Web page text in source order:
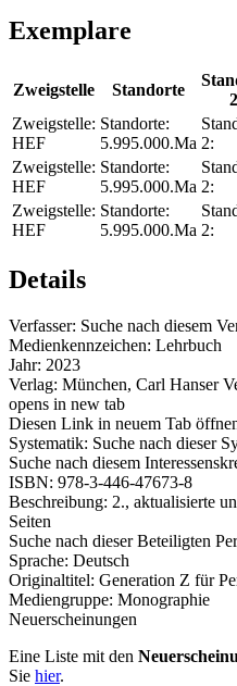
Exemplare
Zweigstelle Standorte
2
Zweigstelle:
HEF
Standorte:
5.995.000.Ma 2:
Zweigstelle:
HEF
Standorte:
5.995.000.Ma 2:
Zweigstelle:
HEF
Standorte:
5.995.000.Ma 2:
Details
Verfasser: Suche nach diesem
Medienkennzeichen: Lehrbuch
Jahr: 2023
Verlag: München, Carl Hanser
opens in new tab
Diesen Link in neuem Tab
Systematik: Suche nach dieser
Suche nach diesem
ISBN: 978-3-446-47673-8
Beschreibung: 2., aktualisierte
Seiten
Suche nach dieser Beteiligten
Sprache: Deutsch
Originaltitel: Generation Z für
Mediengruppe: Monographie
Neuerscheinungen
Eine Liste mit den
Sie hier.